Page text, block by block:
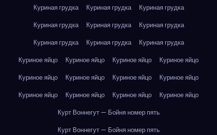
Куриная грудка
Куриная грудка
Куриная грудка
Куриная грудка
Куриная грудка
Куриная грудка
Куриная грудка
Куриная грудка
Куриная грудка
Куриное яйцо
Куриное яйцо Куриное яйцо
Куриное яйцо
Куриное яйцо
Куриное яйцо Куриное яйцо
Куриное яйцо
Куриное яйцо
Куриное яйцо Куриное яйцо
Куриное яйцо
Курт Воннегут — Бойня номер пять
Курт Воннегут — Бойня номер пять